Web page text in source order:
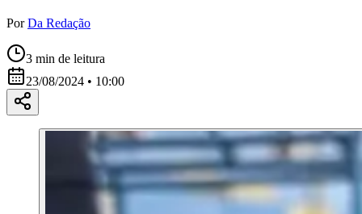
Por Da Redação
3 min de leitura
23/08/2024 • 10:00